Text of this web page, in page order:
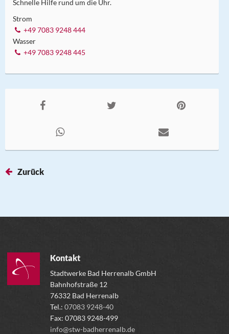
Schnelle Hilfe rund um die Uhr.
Strom
+49 7083 9248 444
Wasser
+49 7083 9248 445
Zurück
Kontakt
Stadtwerke Bad Herrenalb GmbH
Bahnhofstraße 12
76332 Bad Herrenalb
Tel.: 07083 9248-40
Fax: 07083 9248-499
info@stw-badherrenalb.de